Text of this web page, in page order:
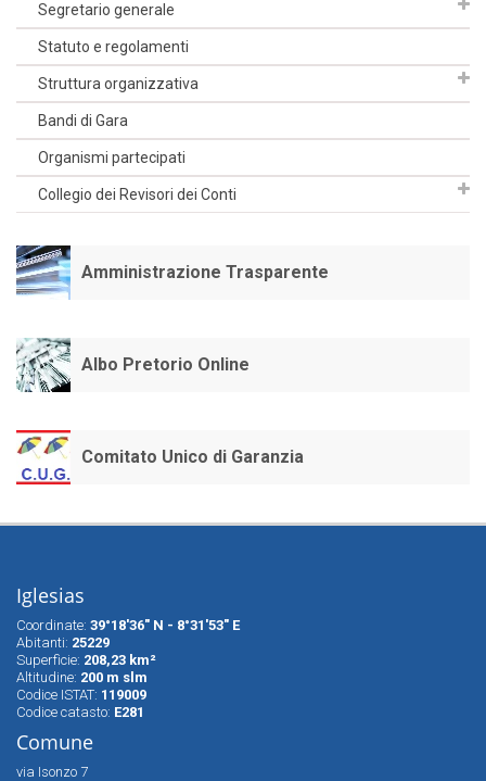
Segretario generale
Statuto e regolamenti
Struttura organizzativa
Bandi di Gara
Organismi partecipati
Collegio dei Revisori dei Conti
Amministrazione Trasparente
Albo Pretorio Online
Comitato Unico di Garanzia
Iglesias
Coordinate: 39°18'36" N - 8°31'53" E
Abitanti: 25229
Superfìcie: 208,23 km²
Altitudine: 200 m slm
Codice ISTAT: 119009
Codice catasto: E281
Comune
via Isonzo 7